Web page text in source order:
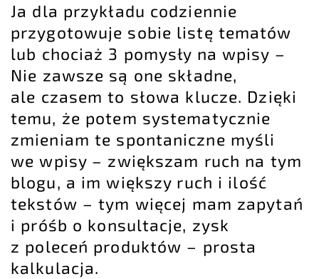
Ja dla przykładu codziennie
przygotowuje sobie listę tematów
lub chociaż 3 pomysły na wpisy –
Nie zawsze są one składne,
ale czasem to słowa klucze. Dzięki
temu, że potem systematycznie
zmieniam te spontaniczne myśli
we wpisy – zwiększam ruch na tym
blogu, a im większy ruch i ilość
tekstów – tym więcej mam zapytań
i próśb o konsultacje, zysk
z poleceń produktów – prosta
kalkulacja.